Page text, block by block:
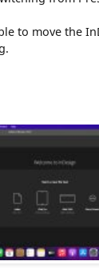
to move the